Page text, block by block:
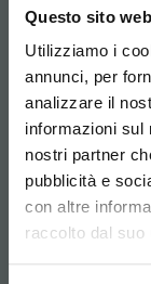
Questo sito
Utilizziamo i
annunci, per
analizzare il
informazioni sul
nostri partner
pubblicità e
con altre
raccolto dal suo
die
den
den
die Qualitaet
zu verbessern
die Abfaelle
die
Choose
language
Ein
5 % Rabatt
2 %